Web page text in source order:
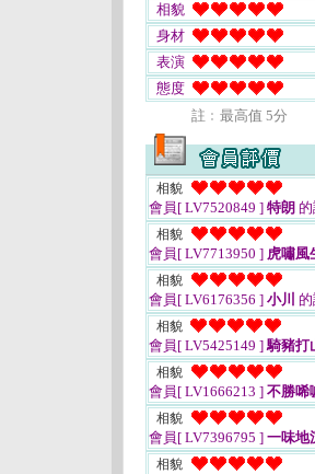
相貌
身材
表演
態度
註﹕最高值 5分
相貌
會員[ LV7520849 ] 特朗 的
相貌
會員[ LV7713950 ] 虎嘯風
相貌
會員[ LV6176356 ] 小川 的
相貌
會員[ LV5425149 ]騎豬打
相貌
會員[ LV1666213 ] 不勝唏
相貌
會員[ LV7396795 ] 一味地
相貌